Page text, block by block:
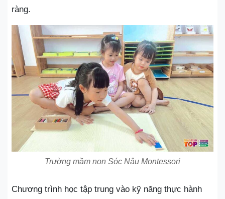
ràng.
Trường mầm non Sóc Nâu Montessori
Chương trình học tập trung vào kỹ năng thực hành